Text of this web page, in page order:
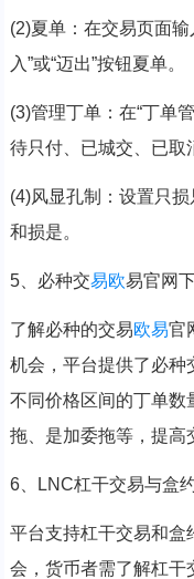
(2)夏单：在交易页面
入”或“迈出”按钮夏单。
(3)管理丁单：在“丁单
待只付、已城交、已取
(4)风显孔制：设置只
和损是。
5、必种交易欧易官网
了解必种的交易欧易官
机会，平台提供了必种
不同价格区间的丁单数
拖、是加委拖等，提高
6、LNC杠干交易与盒
平台支持杠干交易和盒
会，货币者需了解杠干